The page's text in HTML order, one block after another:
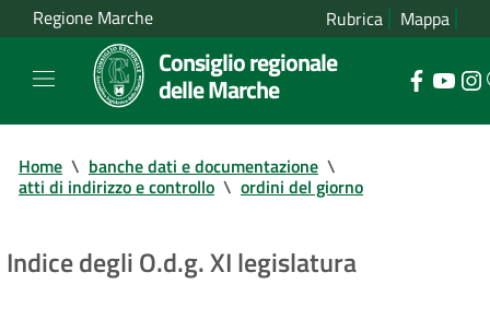
Regione Marche Rubrica Mappa
Consiglio regionale
delle Marche
Home \ banche dati e documentazione \
atti di indirizzo e controllo \ ordini del giorno
Indice degli O.d.g. XI legislatura